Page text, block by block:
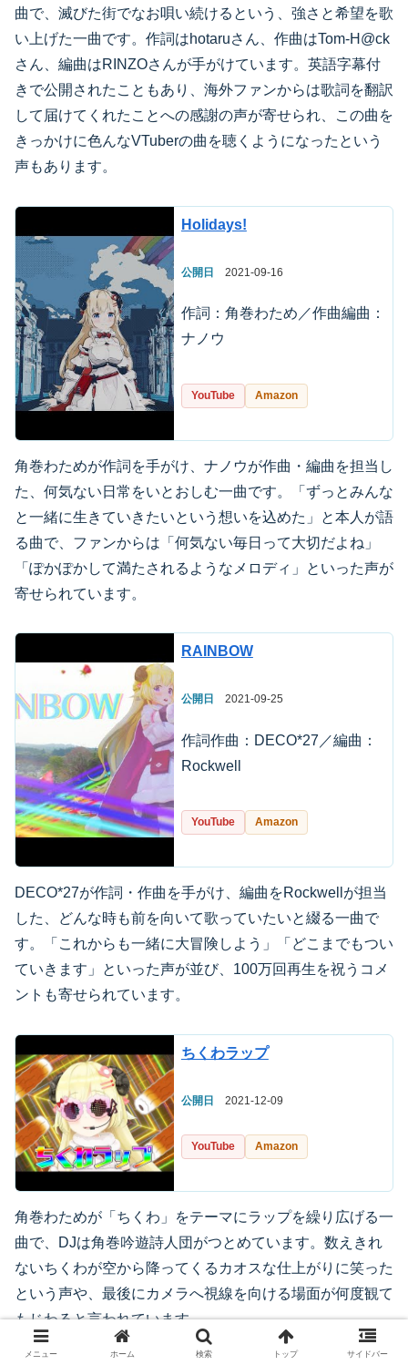
曲で、滅びた街でなお唄い続けるという、強さと希望を歌
い上げた一曲です。作詞はhotaruさん、作曲はTom-H@ck
さん、編曲はRINZOさんが手がけています。英語字幕付
きで公開されたこともあり、海外ファンからは歌詞を翻訳
して届けてくれたことへの感謝の声が寄せられ、この曲を
きっかけに色んなVTuberの曲を聴くようになったという
声もあります。
Holidays!
公開日 2021-09-16
作詞：角巻わため／作曲編曲：
ナノウ
YouTube Amazon
角巻わためが作詞を手がけ、ナノウが作曲・編曲を担当し
た、何気ない日常をいとおしむ一曲です。「ずっとみんな
と一緒に生きていきたいという想いを込めた」と本人が語
る曲で、ファンからは「何気ない毎日って大切だよね」
「ぽかぽかして満たされるようなメロディ」といった声が
寄せられています。
RAINBOW
公開日 2021-09-25
作詞作曲：DECO*27／編曲：
Rockwell
YouTube Amazon
DECO*27が作詞・作曲を手がけ、編曲をRockwellが担当
した、どんな時も前を向いて歌っていたいと綴る一曲で
す。「これからも一緒に大冒険しよう」「どこまでもつい
ていきます」といった声が並び、100万回再生を祝うコメ
ントも寄せられています。
ちくわラップ
公開日 2021-12-09
YouTube Amazon
角巻わためが「ちくわ」をテーマにラップを繰り広げる一
曲で、DJは角巻吟遊詩人団がつとめています。数えきれ
ないちくわが空から降ってくるカオスな仕上がりに笑った
という声や、最後にカメラへ視線を向ける場面が何度観て
もじわると言われています。
メニュー ホーム 検索 トップ サイドバー